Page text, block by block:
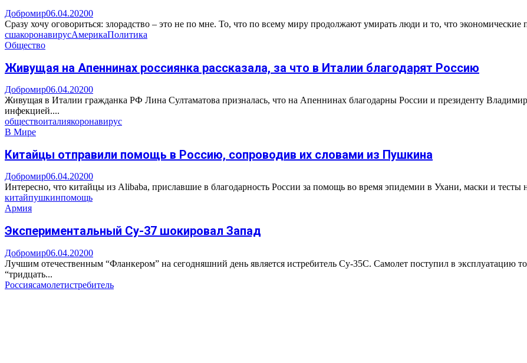
Добромир06.04.20200
Сразу хочу оговориться: злорадство – это не по мне. То, что по всему миру продолжают умирать люди и то, что экономические
сшакоронавирусАмерикаПолитика
Общество
Живущая на Апеннинах россиянка рассказала, за что в Италии благодарят Россию
Добромир06.04.20200
Живущая в Италии гражданка РФ Лина Султаматова призналась, что на Апеннинах благодарны России и президенту
инфекцией....
обществоиталиякоронавирус
В Мире
Китайцы отправили помощь в Россию, сопроводив их словами из Пушкина
Добромир06.04.20200
Интересно, что китайцы из Alibaba, приславшие в благодарность России за помощь во время эпидемии в Ухани, маски и тесты
китайпушкинпомощь
Армия
Экспериментальный Су-37 шокировал Запад
Добромир06.04.20200
Лучшим отечественным “Фланкером” на сегодняшний день является истребитель Су-35С. Самолет поступил в эксплуатацию
“тридцать...
Россиясамолетистребитель